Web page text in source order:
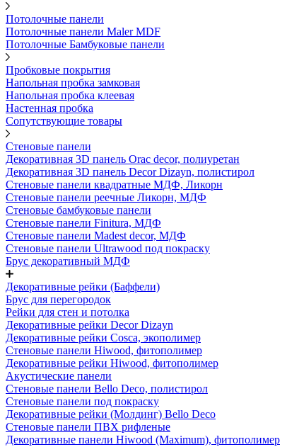
Потолочные панели
Потолочные панели Maler MDF
Потолочные Бамбуковые панели
Пробковые покрытия
Напольная пробка замковая
Напольная пробка клеевая
Настенная пробка
Сопутствующие товары
Стеновые панели
Декоративная 3D панель Orac decor, полиуретан
Декоративная 3D панель Decor Dizayn, полистирол
Стеновые панели квадратные МДФ, Ликорн
Стеновые панели реечные Ликорн, МДФ
Стеновые бамбуковые панели
Стеновые панели Finitura, МДФ
Стеновые панели Madest decor, МДФ
Стеновые панели Ultrawood под покраску
Брус декоративный МДФ
Декоративные рейки (Баффели)
Брус для перегородок
Рейки для стен и потолка
Декоративные рейки Decor Dizayn
Декоративные рейки Cosca, экополимер
Стеновые панели Hiwood, фитополимер
Декоративные рейки Hiwood, фитополимер
Акустические панели
Стеновые панели Bello Deco, полистирол
Стеновые панели под покраску
Декоративные рейки (Молдинг) Bello Deco
Стеновые панели ПВХ рифленые
Декоративные панели Hiwood (Maximum), фитополимер